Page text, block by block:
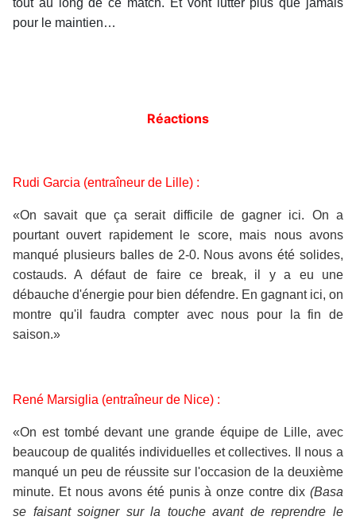
tout au long de ce match. Et vont lutter plus que jamais
pour le maintien…
Réactions
Rudi Garcia (entraîneur de Lille) :
«On savait que ça serait difficile de gagner ici. On a
pourtant ouvert rapidement le score, mais nous avons
manqué plusieurs balles de 2-0. Nous avons été solides,
costauds. A défaut de faire ce break, il y a eu une
débauche d'énergie pour bien défendre. En gagnant ici, on
montre qu'il faudra compter avec nous pour la fin de
saison.»
René Marsiglia (entraîneur de Nice) :
«On est tombé devant une grande équipe de Lille, avec
beaucoup de qualités individuelles et collectives. Il nous a
manqué un peu de réussite sur l'occasion de la deuxième
minute. Et nous avons été punis à onze contre dix (Basa
se faisant soigner sur la touche avant de reprendre le